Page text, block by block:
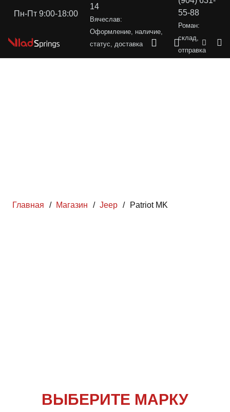
Пн-Пт 9:00-18:00
14
Вячеслав:
Оформление, наличие,
статус, доставка
55-88
Роман:
склад,
отправка
Главная / Магазин / Jeep / Patriot MK
ВЫБЕРИТЕ МАРКУ